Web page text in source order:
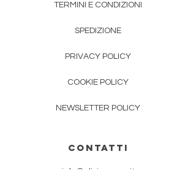
TERMINI E CONDIZIONI
SPEDIZIONE
PRIVACY POLICY
COOKIE POLICY
NEWSLETTER POLICY
CONTATTI
info@oliviasoaps.it